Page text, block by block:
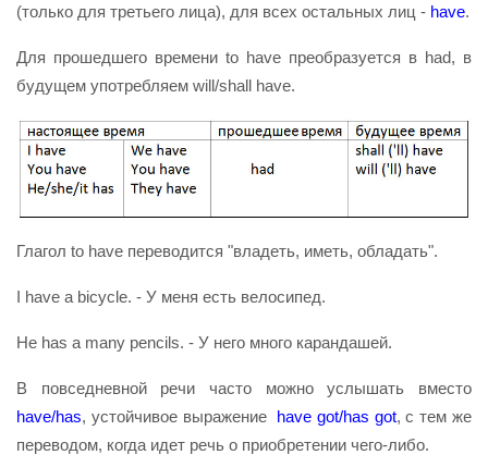
(только для третьего лица), для всех остальных лиц - have.
Для прошедшего времени to have преобразуется в had, в
будущем употребляем will/shall have.
Глагол to have переводится "владеть, иметь, обладать".
I have a bicycle. - У меня есть велосипед.
He has a many pencils. - У него много карандашей.
В повседневной речи часто можно услышать вместо
have/has, устойчивое выражение have got/has got, с тем же
переводом, когда идет речь о приобретении чего-либо.